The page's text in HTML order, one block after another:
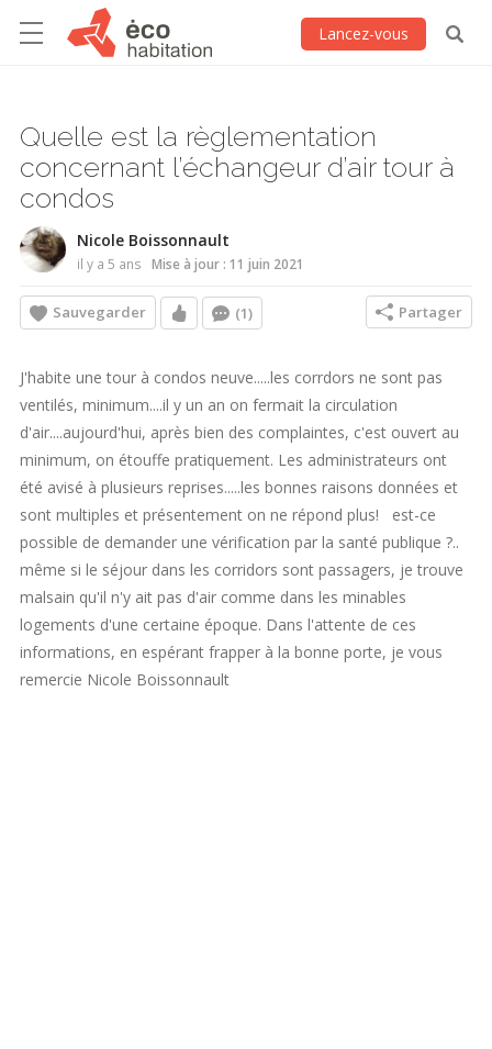
Lancez-vous
Quelle est la règlementation
concernant l’échangeur d’air tour à
condos
Nicole Boissonnault
il y a 5 ans Mise à jour : 11 juin 2021
Sauvegarder (1) Partager
J'habite une tour à condos neuve.....les corrdors ne sont pas
ventilés, minimum....il y un an on fermait la circulation
d'air....aujourd'hui, après bien des complaintes, c'est ouvert au
minimum, on étouffe pratiquement. Les administrateurs ont
été avisé à plusieurs reprises.....les bonnes raisons données et
sont multiples et présentement on ne répond plus! est-ce
possible de demander une vérification par la santé publique ?..
même si le séjour dans les corridors sont passagers, je trouve
malsain qu'il n'y ait pas d'air comme dans les minables
logements d'une certaine époque. Dans l'attente de ces
informations, en espérant frapper à la bonne porte, je vous
remercie Nicole Boissonnault